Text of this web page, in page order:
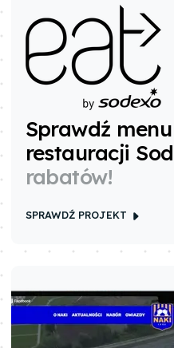
Sprawdź
restauracji
rabatów!
SPRAWDŹ PROJEKT